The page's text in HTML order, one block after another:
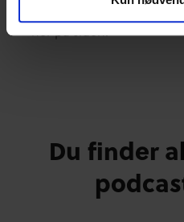
Et format, du kan lytte
her på siden.
Du finder